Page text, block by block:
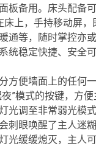
板备用。床头配备
床上，手持移动屏
通等，随时掌控亦
统稳定快捷、安全可
方便墙面上的任何
”模式的按键，方
光调至非常弱光模
刺眼唤醒了主人迷
光缓缓熄灭，主人